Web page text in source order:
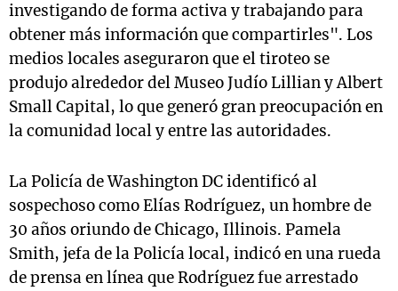
investigando de forma activa y trabajando para
obtener más información que compartirles". Los
medios locales aseguraron que el tiroteo se
produjo alrededor del Museo Judío Lillian y Albert
Small Capital, lo que generó gran preocupación en
la comunidad local y entre las autoridades.
La Policía de Washington DC identificó al
sospechoso como Elías Rodríguez, un hombre de
30 años oriundo de Chicago, Illinois. Pamela
Smith, jefa de la Policía local, indicó en una rueda
de prensa en línea que Rodríguez fue arrestado